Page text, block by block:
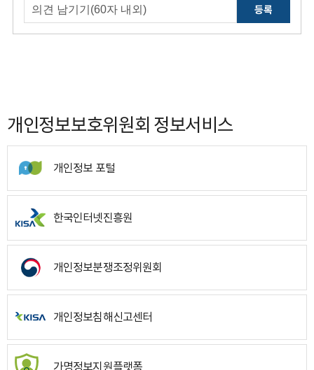
등록
개인정보보호위원회 정보서비스
개인정보 포털
한국인터넷진흥원
개인정보분쟁조정위원회
개인정보침해신고센터
가명정보지원플랫폼